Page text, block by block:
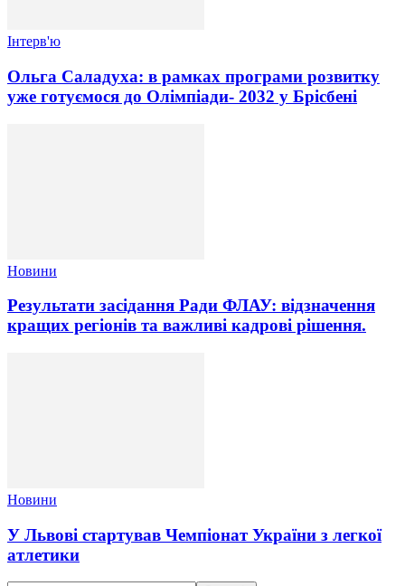
Інтерв'ю
Ольга Саладуха: в рамках програми розвитку
уже готуємося до Олімпіади- 2032 у Брісбені
Новини
Результати засідання Ради ФЛАУ: відзначення
кращих регіонів та важливі кадрові рішення.
Новини
У Львові стартував Чемпіонат України з легкої
атлетики